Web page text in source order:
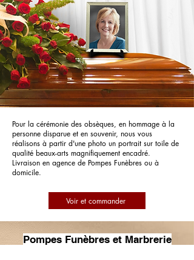
Pour la cérémonie des obsèques, en hommage à la
personne disparue et en souvenir, nous vous
réalisons à partir d'une photo un portrait sur toile de
qualité beaux-arts magnifiquement encadré.
Livraison en agence de Pompes Funèbres ou à
domicile.
Voir et commander
Pompes Funèbres et Marbrerie